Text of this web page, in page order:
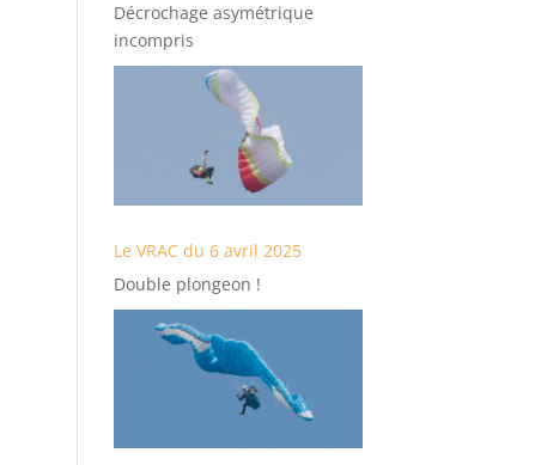
Décrochage asymétrique
incompris
Le VRAC du 6 avril 2025
Double plongeon !